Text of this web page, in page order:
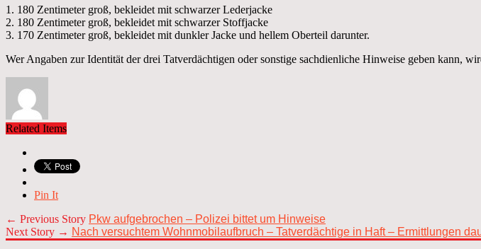
1. 180 Zentimeter groß, bekleidet mit schwarzer Lederjacke
2. 180 Zentimeter groß, bekleidet mit schwarzer Stoffjacke
3. 170 Zentimeter groß, bekleidet mit dunkler Jacke und hellem Oberteil darunter.
Wer Angaben zur Identität der drei Tatverdächtigen oder sonstige sachdienliche Hinweise geben kann,
Related Items
Pin It
← Previous Story Pkw aufgebrochen – Polizei bittet um Hinweise
Next Story → Nach versuchtem Wohnmobilaufbruch – Tatverdächtige in Haft – Ermittlungen